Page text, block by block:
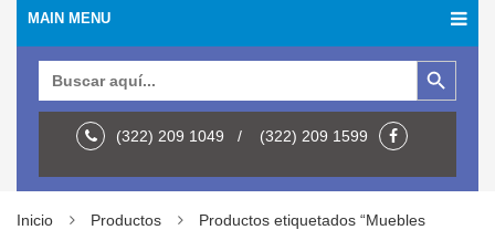
MAIN MENU
Botón de búsqueda
(322) 209 1049 / (322) 209 1599
Inicio Productos
Productos etiquetados “Muebles